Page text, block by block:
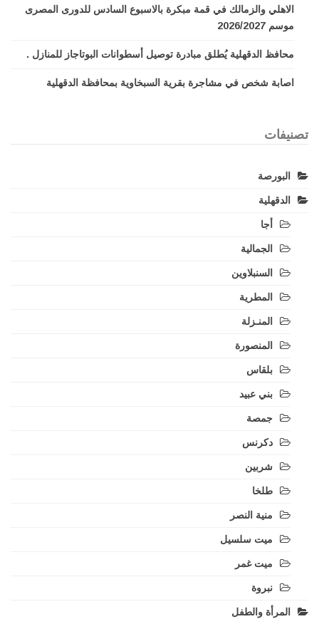
الاهلي والزمالك في قمة مبكرة بالاسبوع السادس للدورى المصرى
موسم 2026/2027
محافظ الدقهلية يُطلق مبادرة توصيل أسطوانات البوتاجاز للمنازل .
اصابة شخص في مشاجرة بقرية السبخاوية بمحافظة الدقهلية
تصنيفات
البورصة
الدقهلية
أجا
الجمالية
السنبلاوين
المطرية
المنـزلة
المنصورة
بلقاس
بني عبيد
جمصة
دكرنس
شربين
طلخا
منية النصر
ميت سلسيل
ميت غمر
نبروة
المرأة والطفل